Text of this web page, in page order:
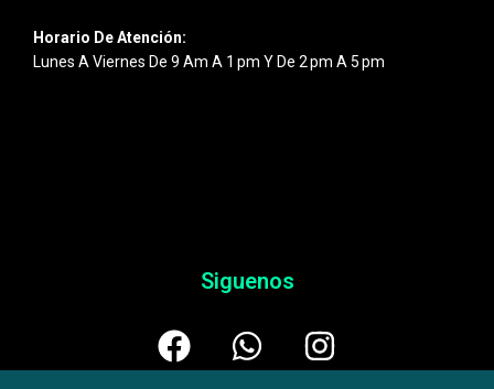
Horario De Atención:
Lunes A Viernes De 9 Am A 1 Pm Y De 2 Pm A 5 Pm
Siguenos